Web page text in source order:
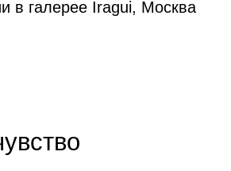
в галерее Iragui, Москва